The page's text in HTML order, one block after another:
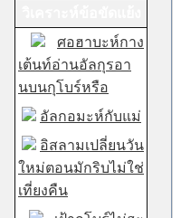
ศอฮาบะห์กาง
เต้นท์อ่านอัลกุรอา
นบนกุโบร์หรือ
อัลกอมะห์กับแม่
อิสลามเปลี่ยนวัน
ใหม่ตอนมักริบไม่ใช่
เที่ยงคืน